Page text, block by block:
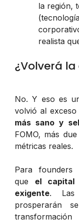
la región,
realista
¿Volverá la
No. Y eso es
volvió al
más sano y
FOMO, más
métricas reales.
Para founders
que el capital
exigente. Las
prosperarán